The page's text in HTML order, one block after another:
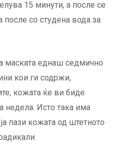
15 минути, а после се
со студена вода за
маската еднаш седмично
кои ги содржи,
кожата ќе ви биде
недела. Исто така има
пази кожата од штетното